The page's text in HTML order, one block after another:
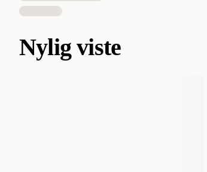
Nylig viste